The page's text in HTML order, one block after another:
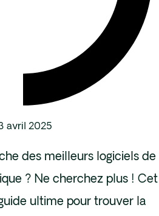
avril 2025
des meilleurs logiciels de
? Ne cherchez plus ! Cet
ultime pour trouver la